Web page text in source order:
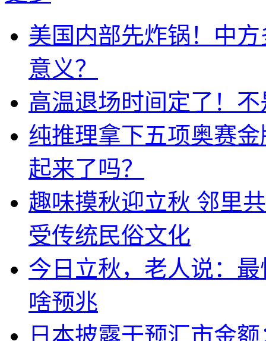
美国内部先炸锅！中
意义？
高温退场时间定了！
纯推理拿下五项奥赛
起来了吗？
趣味摸秋迎立秋 邻里
受传统民俗文化
今日立秋，老人说：
啥预兆
日本披露干预汇市金